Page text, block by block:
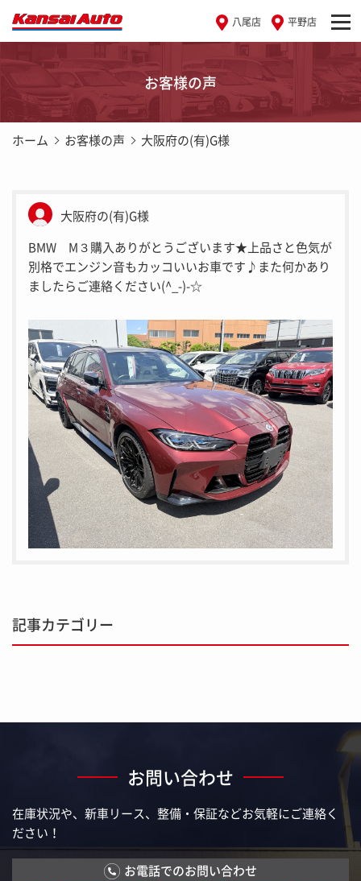
八尾店 平野店
お客様の声
ホーム お客様の声 大阪府の(有)G様
大阪府の(有)G様
BMW M３購入ありがとうございます★上品さと色気が
別格でエンジン音もカッコいいお車です♪また何かあり
ましたらご連絡ください(^_-)-☆
記事カテゴリー
お問い合わせ
在庫状況や、新車リース、整備・保証などお気軽にご連絡く
ださい！
お電話でのお問い合わせ